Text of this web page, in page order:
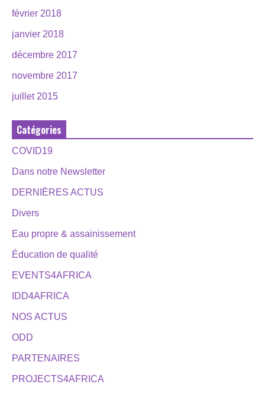
février 2018
janvier 2018
décembre 2017
novembre 2017
juillet 2015
Catégories
COVID19
Dans notre Newsletter
DERNIÈRES ACTUS
Divers
Eau propre & assainissement
Éducation de qualité
EVENTS4AFRICA
IDD4AFRICA
NOS ACTUS
ODD
PARTENAIRES
PROJECTS4AFRICA